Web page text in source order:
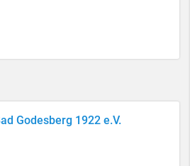
Godesberg 1922 e.V.